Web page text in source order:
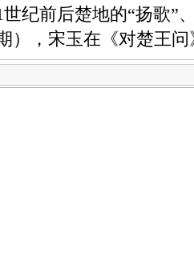
纪前后楚地的“扬歌”
），宋玉在《对楚王